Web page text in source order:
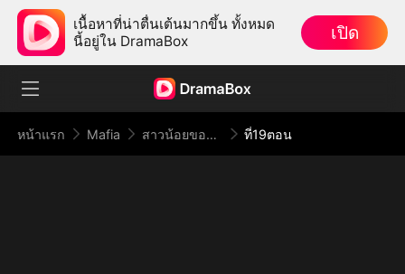
เนื้อหาที่น่าตื่นเต้นมากขึ้น ทั้งหมด
นี้อยู่ใน DramaBox
เปิด
หน้าแรก Mafia สาวน้อยของมาเฟีย ที่19ตอน